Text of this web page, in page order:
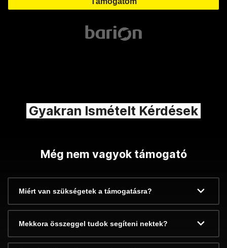
Gyakran Ismételt Kérdések
Még nem vagyok támogató
Miért van szükségetek a támogatásra?
Mekkora összeggel tudok segíteni nektek?